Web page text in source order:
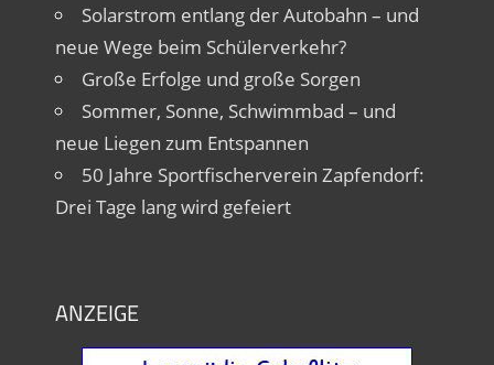
Solarstrom entlang der Autobahn – und
neue Wege beim Schülerverkehr?
Große Erfolge und große Sorgen
Sommer, Sonne, Schwimmbad – und
neue Liegen zum Entspannen
50 Jahre Sportfischerverein Zapfendorf:
Drei Tage lang wird gefeiert
ANZEIGE